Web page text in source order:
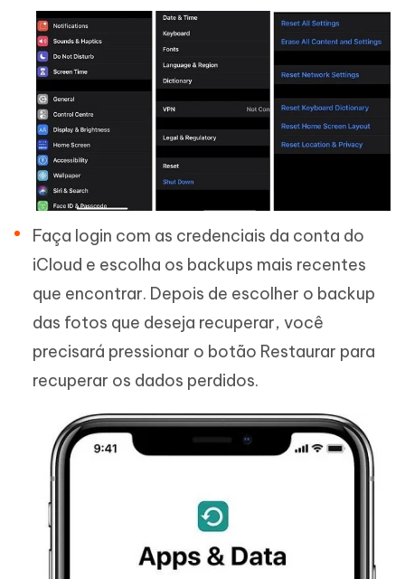
Faça login com as credenciais da conta do
iCloud e escolha os backups mais recentes
que encontrar. Depois de escolher o backup
das fotos que deseja recuperar, você
precisará pressionar o botão Restaurar para
recuperar os dados perdidos.